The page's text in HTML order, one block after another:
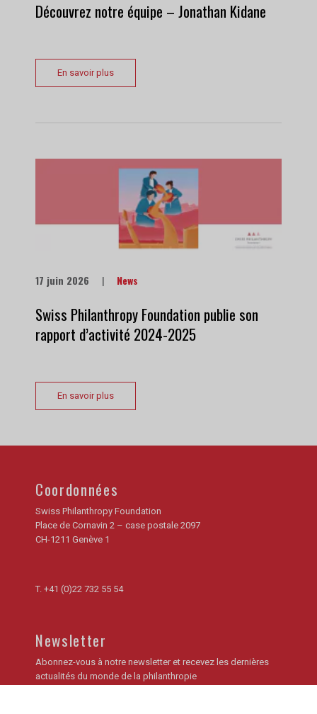
Découvrez notre équipe – Jonathan Kidane
En savoir plus
17 juin 2026 | News
Swiss Philanthropy Foundation publie son
rapport d’activité 2024-2025
En savoir plus
Coordonnées
Swiss Philanthropy Foundation
Place de Cornavin 2 – case postale 2097
CH-1211 Genève 1
T. +41 (0)22 732 55 54
Newsletter
Abonnez-vous à notre newsletter et recevez les dernières
actualités du monde de la philanthropie